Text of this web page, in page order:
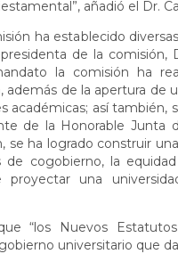
añadió el Dr.
ha establecido
de la comisión,
la comisión ha
además de la apertura
académicas; así también,
de la Honorable Junta
se ha logrado construir
de cogobierno, la
proyectar una
“los Nuevos
universitario que